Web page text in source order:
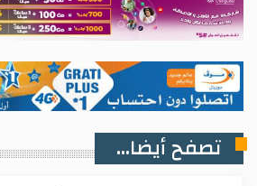
تصفح أيضا...